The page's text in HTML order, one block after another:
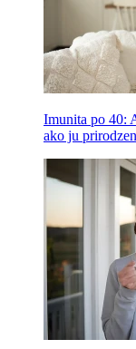
Imunita po 40:
ako ju